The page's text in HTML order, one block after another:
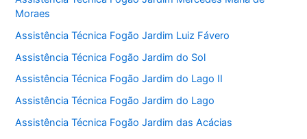
Moraes
Assistência Técnica Fogão Jardim Luiz Fávero
Assistência Técnica Fogão Jardim do Sol
Assistência Técnica Fogão Jardim do Lago II
Assistência Técnica Fogão Jardim do Lago
Assistência Técnica Fogão Jardim das Acácias